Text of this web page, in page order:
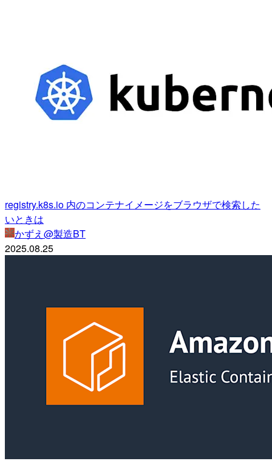
registry.k8s.io 内のコンテナイメージをブラウザで検索した
いときは
かずえ@製造BT
2025.08.25